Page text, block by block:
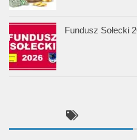
Fundusz Sołecki